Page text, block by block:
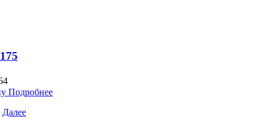
Подробнее
Далее